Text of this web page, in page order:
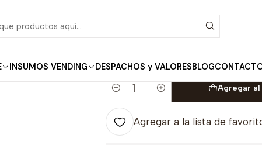
INSUMOS VENDING DESPACHOS y VALORESBLOG
Marley Coffee Mug Cerámico Negro 430ml
Mug Cerámico Negro
Cantidad
Agregar
Agregar a la lista de